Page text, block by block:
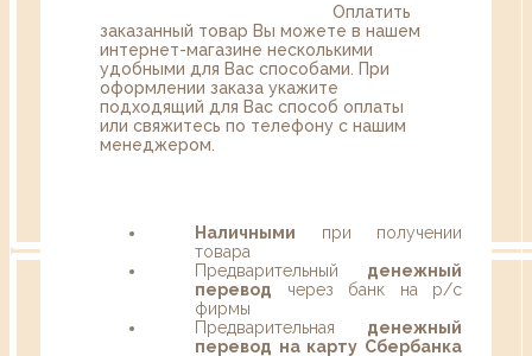
Оплатить
заказанный товар Вы можете в нашем
интернет-магазине несколькими
удобными для Вас способами. При
оформлении заказа укажите
подходящий для Вас способ оплаты
или свяжитесь по телефону с нашим
менеджером.
Наличными при получении
товара
Предварительный денежный
перевод через банк на р/с
фирмы
Предварительная денежный
перевод на карту Сбербанка